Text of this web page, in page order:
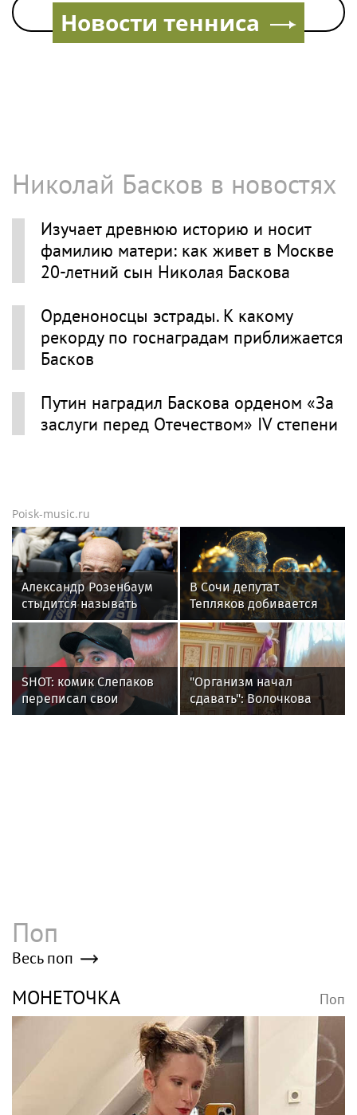
Все новости по теме на сегодня
Николай Басков в новостях
Изучает древнюю историю и носит
Poisk-music.ru
Александр Розенбаум
стыдится называть
себя звездой
В Сочи депутат
Тепляков добивается
изменений в Генплан